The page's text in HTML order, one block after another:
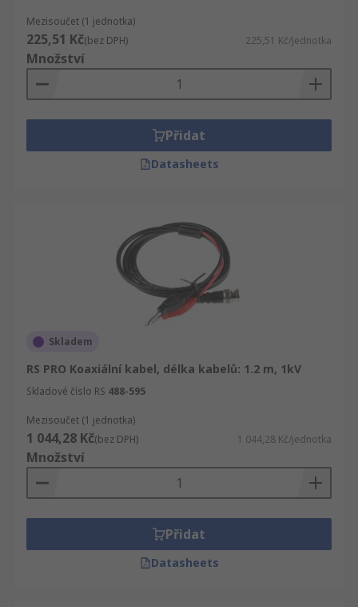
Mezisoučet (1 jednotka)
225,51 Kč(bez DPH) 225,51 Kč/jednotka
Množství
Přidat
Datasheets
Skladem
RS PRO Koaxiální kabel, délka kabelů: 1.2 m, 1kV
Skladové číslo RS 488-595
Mezisoučet (1 jednotka)
1 044,28 Kč(bez DPH) 1 044,28 Kč/jednotka
Množství
Přidat
Datasheets